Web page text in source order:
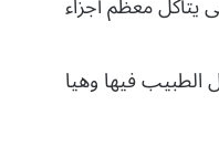
فيها وهيا